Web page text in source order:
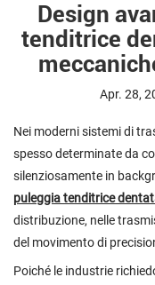
Design
tenditrice
Apr. 28,
Nei moderni sistemi di
spesso determinate da
silenziosamente in
puleggia tenditrice
distribuzione, nelle
del movimento di
Poiché le industrie